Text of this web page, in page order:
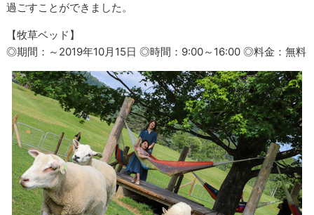
過ごすことができました。
【牧草ベッド】
◎期間：～2019年10月15日 ◎時間：9:00～16:00 ◎料金：無料